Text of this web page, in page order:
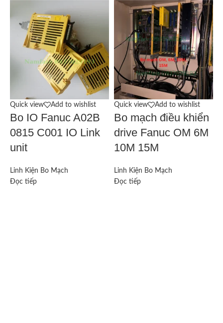
Quick view Add to wishlist
Bo IO Fanuc A02B
0815 C001 IO Link
unit
Linh Kiện Bo Mạch
Đọc tiếp
Quick view Add to wishlist
Bo mạch điều khiển
drive Fanuc OM 6M
10M 15M
Linh Kiện Bo Mạch
Đọc tiếp